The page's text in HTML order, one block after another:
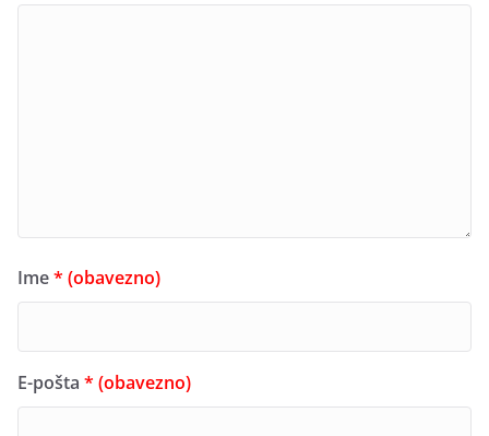
Ime* (obavezno)
E-pošta * (obavezno)